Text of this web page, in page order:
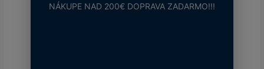
NÁKUPE NAD 200€ DOPRAVA ZADARMO!!!